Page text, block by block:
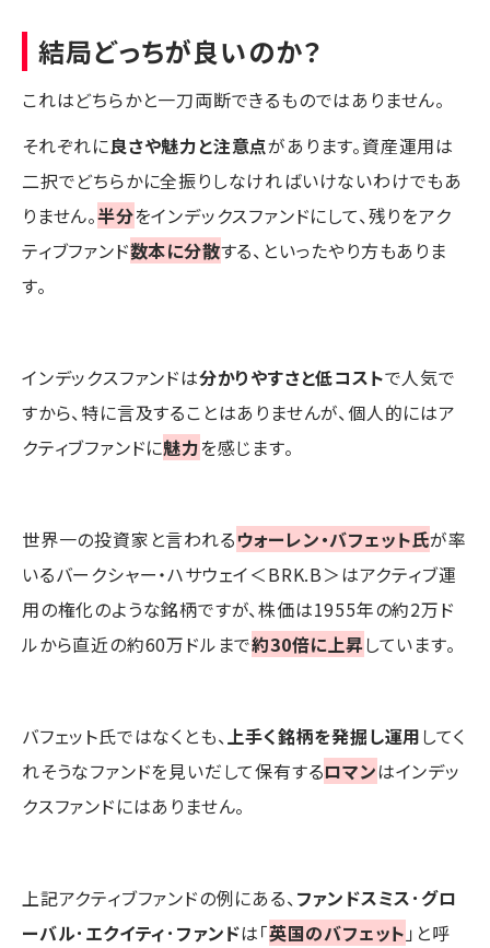
結局どっちが良いのか？
これはどちらかと一刀両断できるものではありません。
それぞれに良さや魅力と注意点があります。資産運用は
二択でどちらかに全振りしなければいけないわけでもあ
りません。半分をインデックスファンドにして、残りをアク
ティブファンド数本に分散する、といったやり方もありま
す。
インデックスファンドは分かりやすさと低コストで人気で
すから、特に言及することはありませんが、個人的にはア
クティブファンドに魅力を感じます。
世界一の投資家と言われるウォーレン・バフェット氏が率
いるバークシャー・ハサウェイ＜BRK.B＞はアクティブ運
用の権化のような銘柄ですが、株価は1955年の約2万ド
ルから直近の約60万ドルまで約30倍に上昇しています。
バフェット氏ではなくとも、上手く銘柄を発掘し運用してく
れそうなファンドを見いだして保有するロマンはインデッ
クスファンドにはありません。
上記アクティブファンドの例にある、ファンドスミス･グロ
ーバル･エクイティ･ファンドは「英国のバフェット 」と呼